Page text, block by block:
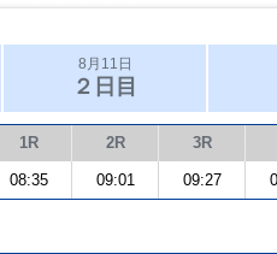
8月11日
２日目
1R 2R 3R
08:35 09:01 09:27